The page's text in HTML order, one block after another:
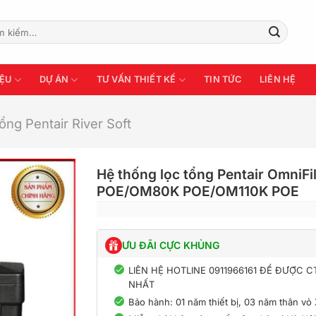
DỰ ÁN TƯ VẤN THIẾT KẾ TIN TỨC LIÊN HỆ
Pentair River Soft
Hệ thống lọc tổng Pentair
POE/OM80K POE/OM110K POE
ƯU ĐÃI CỰC KHỦNG
LIÊN HỆ HOTLINE 0911966161 ĐỂ ĐƯỢC
NHẤT
Bảo hành: 01 năm thiết bị, 03 năm thân vỏ